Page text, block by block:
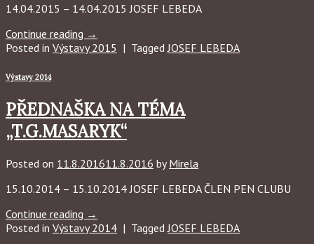
14.04.2015 – 14.04.2015 JOSEF LEBEDA
Continue reading →
Posted in Výstavy 2015 | Tagged JOSEF LEBEDA
Výstavy 2014
PŘEDNAŠKA NA TÉMA
„T.G.MASARYK“
Posted on 11.8.201611.8.2016 byMirela
15.10.2014 – 15.10.2014 JOSEF LEBEDA ČLEN PEN CLUBU
Continue reading →
Posted in Výstavy 2014 | TaggedJOSEF LEBEDA